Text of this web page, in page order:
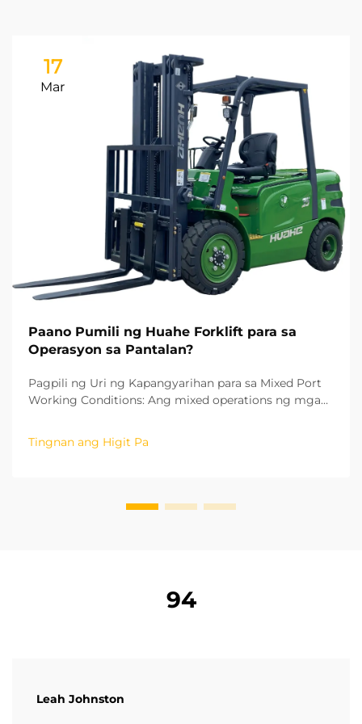
17
Mar
Paano Pumili ng Huahe Forklift para sa
Operasyon sa Pantalan?
Pagpili ng Uri ng Kapangyarihan para sa Mixed Port
Working Conditions: Ang mixed operations ng mga
cargo sorting at outdoor yard loading at unloading.
Dahil dito, ang uri ng kapangyarihan ang unang
Tingnan ang Higit Pa
94
Leah Johnston